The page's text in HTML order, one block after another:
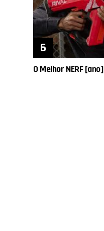
O Melhor NERF [ano]